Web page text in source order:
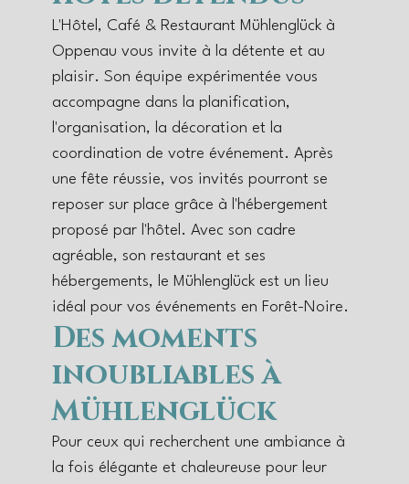
L'Hôtel, Café & Restaurant Mühlenglück à
Oppenau vous invite à la détente et au
plaisir. Son équipe expérimentée vous
accompagne dans la planification,
l'organisation, la décoration et la
coordination de votre événement. Après
une fête réussie, vos invités pourront se
reposer sur place grâce à l'hébergement
proposé par l'hôtel. Avec son cadre
agréable, son restaurant et ses
hébergements, le Mühlenglück est un lieu
idéal pour vos événements en Forêt-Noire.
Des moments
inoubliables à
Mühlenglück
Pour ceux qui recherchent une ambiance à
la fois élégante et chaleureuse pour leur